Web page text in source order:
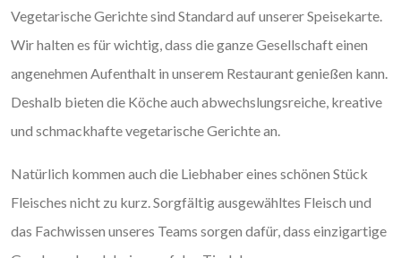
Vegetarische Gerichte sind Standard auf unserer Speisekarte.
Wir halten es für wichtig, dass die ganze Gesellschaft einen
angenehmen Aufenthalt in unserem Restaurant genießen kann.
Deshalb bieten die Köche auch abwechslungsreiche, kreative
und schmackhafte vegetarische Gerichte an.
Natürlich kommen auch die Liebhaber eines schönen Stück
Fleisches nicht zu kurz. Sorgfältig ausgewähltes Fleisch und
das Fachwissen unseres Teams sorgen dafür, dass einzigartige